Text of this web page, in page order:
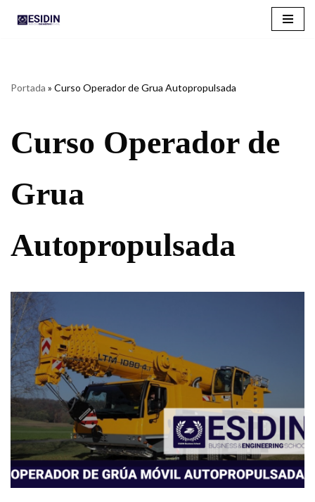
Portada » Curso Operador de Grua Autopropulsada
Curso Operador de
Grua
Autopropulsada